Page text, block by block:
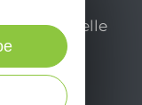
mensuelle